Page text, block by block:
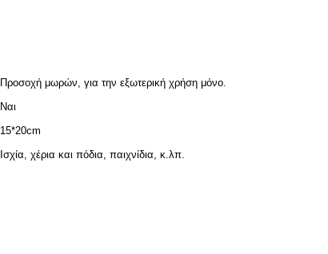
Προσοχή μωρών, για την εξωτερική χρήση μόνο.
Ναι
15*20cm
Ισχία, χέρια και πόδια, παιχνίδια, κ.λπ.